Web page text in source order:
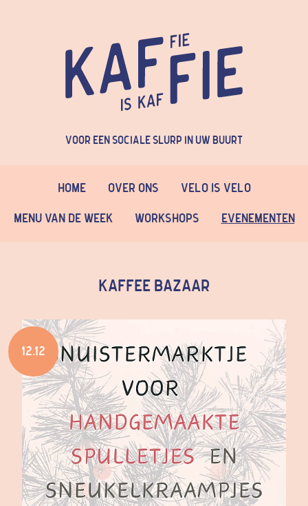
Voor een sociale slurp in uw buurt
Home Over Ons Velo is Velo
Menu van de week Workshops Evenementen
Kaffee Bazaar
12.12